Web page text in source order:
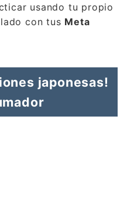
usando tu propio
con tus Meta
japonesas!